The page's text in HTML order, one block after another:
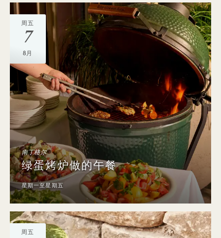
周五
7
8月
南丁格尔
绿蛋烤炉做的午餐
星期一至星期五
周五